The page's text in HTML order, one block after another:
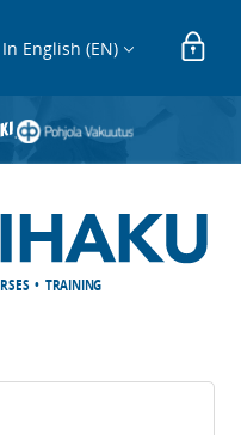
In English (EN)
• TRAINING